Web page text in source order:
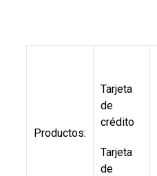
Productos:
Tarjeta
de
crédito
Tarjeta
de